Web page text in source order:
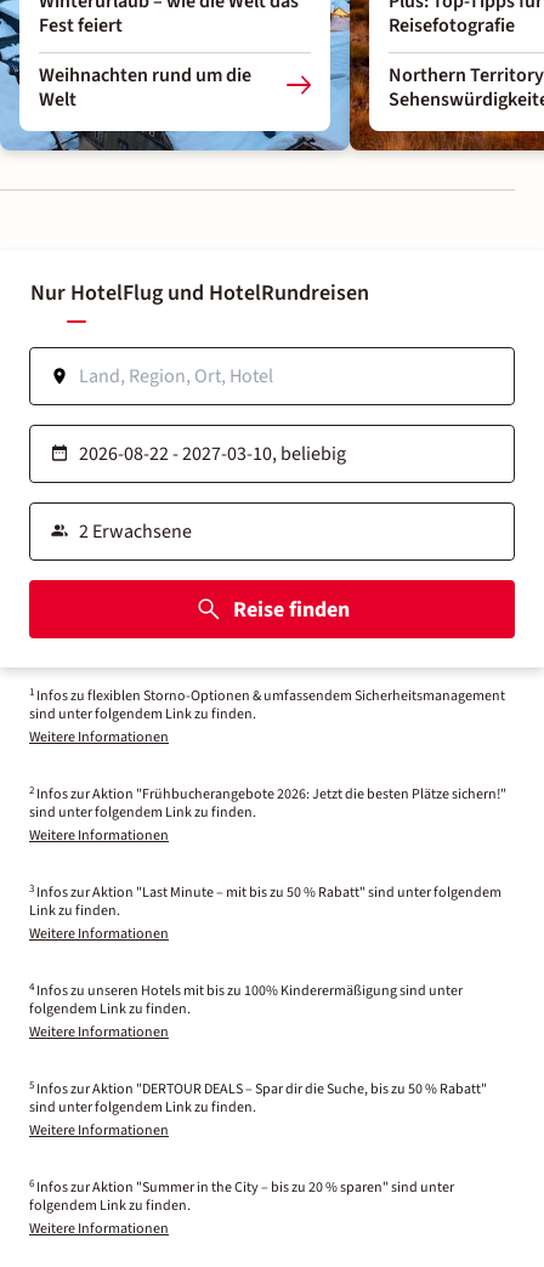
Fest feiert
Weihnachten rund um die
Welt
Reisefotografie
Northern Territory
Nur HotelFlug und HotelRundreisen
Reise finden
1 Infos zu flexiblen Storno-Optionen & umfassendem Sicherheitsmanagement
sind unter folgendem Link zu finden.
Weitere Informationen
2 Infos zur Aktion "Frühbucherangebote 2026: Jetzt die besten Plätze sichern!"
sind unter folgendem Link zu finden.
Weitere Informationen
3 Infos zur Aktion "Last Minute – mit bis zu 50 % Rabatt" sind unter folgendem
Link zu finden.
Weitere Informationen
4 Infos zu unseren Hotels mit bis zu 100% Kinderermäßigung sind unter
folgendem Link zu finden.
Weitere Informationen
5 Infos zur Aktion "DERTOUR DEALS – Spar dir die Suche, bis zu 50 % Rabatt"
sind unter folgendem Link zu finden.
Weitere Informationen
6 Infos zur Aktion "Summer in the City – bis zu 20 % sparen" sind unter
folgendem Link zu finden.
Weitere Informationen